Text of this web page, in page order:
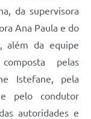
da supervisora
Ana Paula e do
além da equipe
pelas
Istefane, pela
pelo condutor
autoridades e